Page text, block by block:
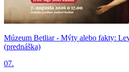
Múzeum Betliar - Mýty alebo fakty:
(prednáška)
07.